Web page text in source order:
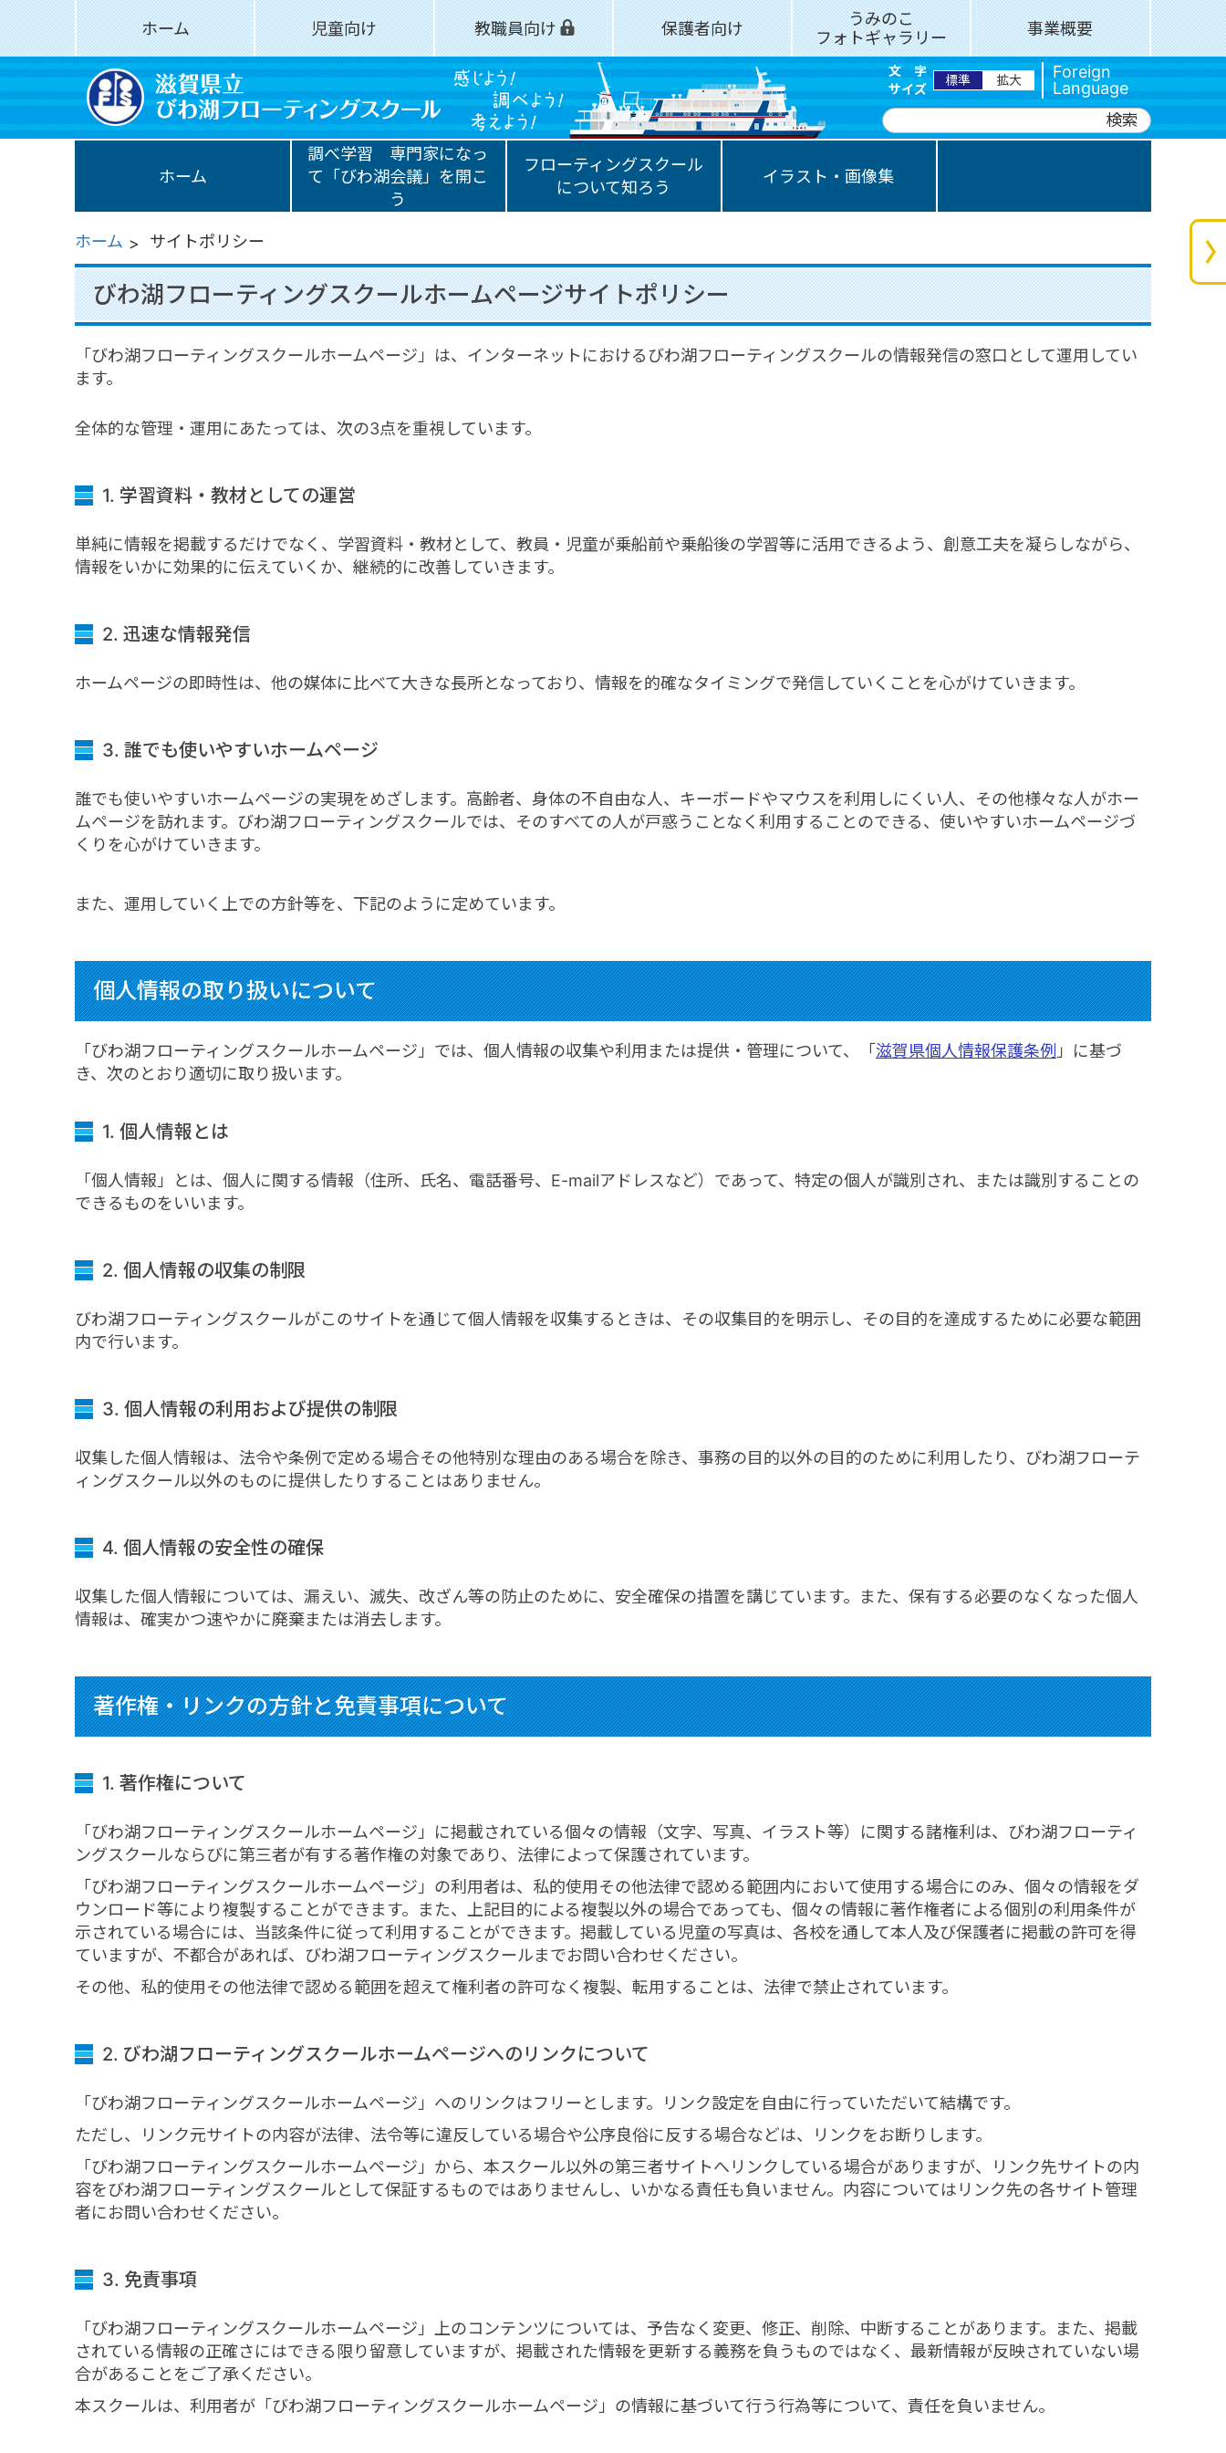
ホーム 児童向け 教職員向け 保護者向け
うみのこ
フォトギャラリー
事業概要
文 字
サイズ
標準 拡大
Foreign
Language
検索
ホーム
調べ学習 専門家になっ
て「びわ湖会議」を開こ
う
フローティングスクール
について知ろう
イラスト・画像集
ホーム サイトポリシー
びわ湖フローティングスクールホームページサイトポリシー
「びわ湖フローティングスクールホームページ」は、インターネットにおけるびわ湖フローティングスクールの情報発信の窓口として運用してい
ます。
全体的な管理・運用にあたっては、次の3点を重視しています。
1. 学習資料・教材としての運営
単純に情報を掲載するだけでなく、学習資料・教材として、教員・児童が乗船前や乗船後の学習等に活用できるよう、創意工夫を凝らしながら、
情報をいかに効果的に伝えていくか、継続的に改善していきます。
2. 迅速な情報発信
ホームページの即時性は、他の媒体に比べて大きな長所となっており、情報を的確なタイミングで発信していくことを心がけていきます。
3. 誰でも使いやすいホームページ
誰でも使いやすいホームページの実現をめざします。高齢者、身体の不自由な人、キーボードやマウスを利用しにくい人、その他様々な人がホー
ムページを訪れます。びわ湖フローティングスクールでは、そのすべての人が戸惑うことなく利用することのできる、使いやすいホームページづ
くりを心がけていきます。
また、運用していく上での方針等を、下記のように定めています。
個人情報の取り扱いについて
「びわ湖フローティングスクールホームページ」では、個人情報の収集や利用または提供・管理について、「滋賀県個人情報保護条例 」に基づ
き、次のとおり適切に取り扱います。
1. 個人情報とは
「個人情報」とは、個人に関する情報（住所、氏名、電話番号、E-mailアドレスなど）であって、特定の個人が識別され、または識別することの
できるものをいいます。
2. 個人情報の収集の制限
びわ湖フローティングスクールがこのサイトを通じて個人情報を収集するときは、その収集目的を明示し、その目的を達成するために必要な範囲
内で行います。
3. 個人情報の利用および提供の制限
収集した個人情報は、法令や条例で定める場合その他特別な理由のある場合を除き、事務の目的以外の目的のために利用したり、びわ湖フローテ
ィングスクール以外のものに提供したりすることはありません。
4. 個人情報の安全性の確保
収集した個人情報については、漏えい、滅失、改ざん等の防止のために、安全確保の措置を講じています。また、保有する必要のなくなった個人
情報は、確実かつ速やかに廃棄または消去します。
著作権・リンクの方針と免責事項について
1. 著作権について
「びわ湖フローティングスクールホームページ」に掲載されている個々の情報（文字、写真、イラスト等）に関する諸権利は、びわ湖フローティ
ングスクールならびに第三者が有する著作権の対象であり、法律によって保護されています。
「びわ湖フローティングスクールホームページ」の利用者は、私的使用その他法律で認める範囲内において使用する場合にのみ、個々の情報をダ
ウンロード等により複製することができます。また、上記目的による複製以外の場合であっても、個々の情報に著作権者による個別の利用条件が
示されている場合には、当該条件に従って利用することができます。掲載している児童の写真は、各校を通して本人及び保護者に掲載の許可を得
ていますが、不都合があれば、びわ湖フローティングスクールまでお問い合わせください。
その他、私的使用その他法律で認める範囲を超えて権利者の許可なく複製、転用することは、法律で禁止されています。
2. びわ湖フローティングスクールホームページへのリンクについて
「びわ湖フローティングスクールホームページ」へのリンクはフリーとします。リンク設定を自由に行っていただいて結構です。
ただし、リンク元サイトの内容が法律、法令等に違反している場合や公序良俗に反する場合などは、リンクをお断りします。
「びわ湖フローティングスクールホームページ」から、本スクール以外の第三者サイトへリンクしている場合がありますが、リンク先サイトの内
容をびわ湖フローティングスクールとして保証するものではありませんし、いかなる責任も負いません。内容についてはリンク先の各サイト管理
者にお問い合わせください。
3. 免責事項
「びわ湖フローティングスクールホームページ」上のコンテンツについては、予告なく変更、修正、削除、中断することがあります。また、掲載
されている情報の正確さにはできる限り留意していますが、掲載された情報を更新する義務を負うものではなく、最新情報が反映されていない場
合があることをご了承ください。
本スクールは、利用者が「びわ湖フローティングスクールホームページ」の情報に基づいて行う行為等について、責任を負いません。